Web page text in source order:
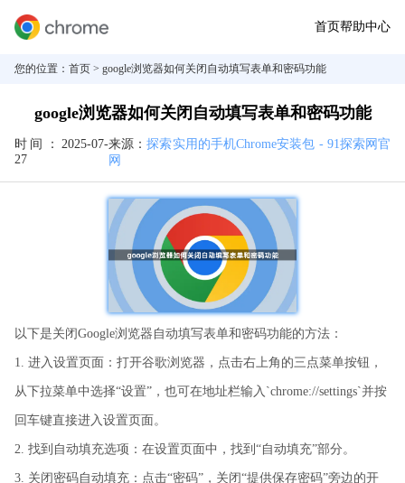
首页帮助中心
您的位置： 首页 > google浏览器如何关闭自动填写表单和密码功能
google浏览器如何关闭自动填写表单和密码功能
时间： 2025-07-
27
来源：探索实用的手机Chrome安装包 - 91探索网官
网
以下是关闭Google浏览器自动填写表单和密码功能的方法：
1. 进入设置页面：打开谷歌浏览器，点击右上角的三点菜单按钮，
从下拉菜单中选择“设置”，也可在地址栏输入`chrome://settings`并按
回车键直接进入设置页面。
2. 找到自动填充选项：在设置页面中，找到“自动填充”部分。
3. 关闭密码自动填充：点击“密码”，关闭“提供保存密码”旁边的开